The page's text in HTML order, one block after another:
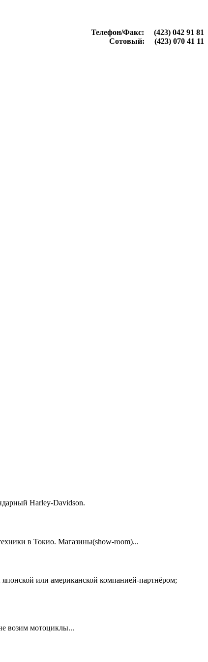
Телефон/Факс: (423) 042 91 81
Сотовый: (423) 070 41 11
Harley-Davidson.
в Токио. Магазины(show-room)...
или американской компанией-партнёром;
возим мотоциклы...